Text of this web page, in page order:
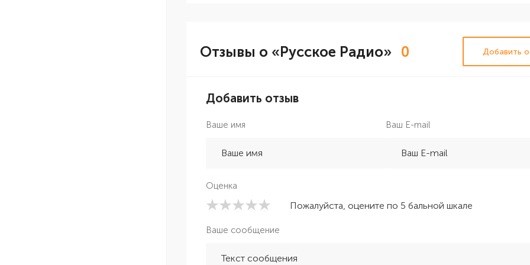
Отзывы о «Русское Радио» 0 Добавить
Добавить отзыв
Ваше имя Ваш E-mail
Оценка
Пожалуйста, оцените по 5 бальной шкале
Ваше сообщение